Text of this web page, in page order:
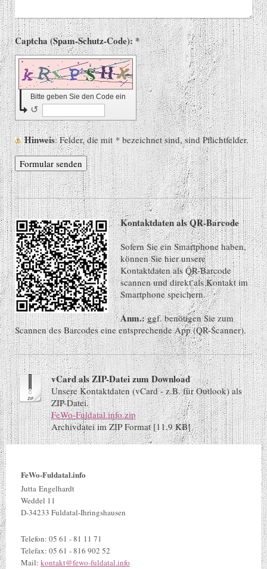
Captcha (Spam-Schutz-Code): *
Bitte geben Sie den Code ein
↺
Hinweis : Felder, die mit * bezeichnet sind, sind Pflichtfelder.
Kontaktdaten als QR-Barcode
Sofern Sie ein Smartphone haben,
können Sie hier unsere
Kontaktdaten als QR-Barcode
scannen und direkt als Kontakt im
Smartphone speichern.
Anm.:ggf. benötigen Sie zum
Scannen des Barcodes eine entsprechende App (QR-Scanner).
vCard als ZIP-Datei zum Download
Unsere Kontaktdaten (vCard - z.B. für Outlook) als
ZIP-Datei.
FeWo-Fuldatal.info.zip
Archivdatei im ZIP Format [11.9 KB]
FeWo-Fuldatal.info
Jutta Engelhardt
Weddel 11
D-34233 Fuldatal-Ihringshausen
Telefon: 05 61 - 81 11 71
Telefax: 05 61 - 816 902 52
Mail: kontakt@fewo-fuldatal.info